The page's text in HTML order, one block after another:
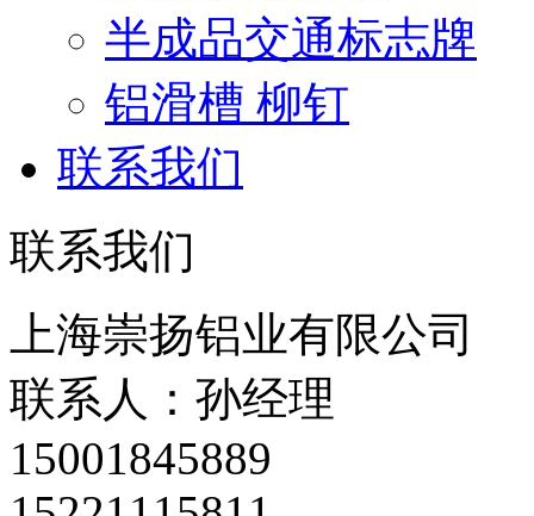
半成品交通标志牌
铝滑槽 柳钉
联系我们
联系我们
上海崇扬铝业有限公司
联系人：孙经理
15001845889